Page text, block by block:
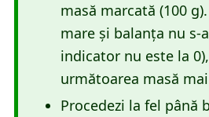
masă marcată (100
mare și balanța nu s-
indicator nu este la
următoarea masă
Procedezi la fel până